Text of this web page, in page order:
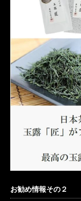
お勧め情報その２